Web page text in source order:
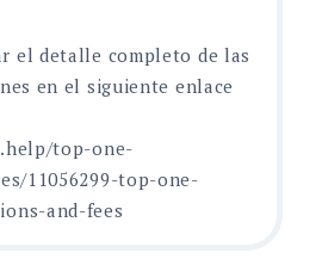
el detalle completo de las
en el siguiente enlace
top-one-
11056299-top-one-
and-fees